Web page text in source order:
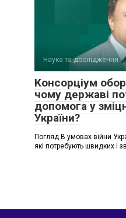
Наука та дослідження
Консорціум
чому державі
допомога у
України?
Погляд В умовах війни
які потребують швидких і